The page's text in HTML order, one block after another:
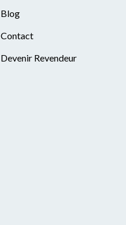
Blog
Contact
Devenir Revendeur